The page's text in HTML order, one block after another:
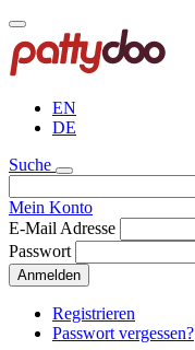
Direkt
zum
Inhalt
EN
DE
Suche
Mein Konto
E-Mail Adresse
Passwort
Anmelden
Registrieren
Passwort vergessen?